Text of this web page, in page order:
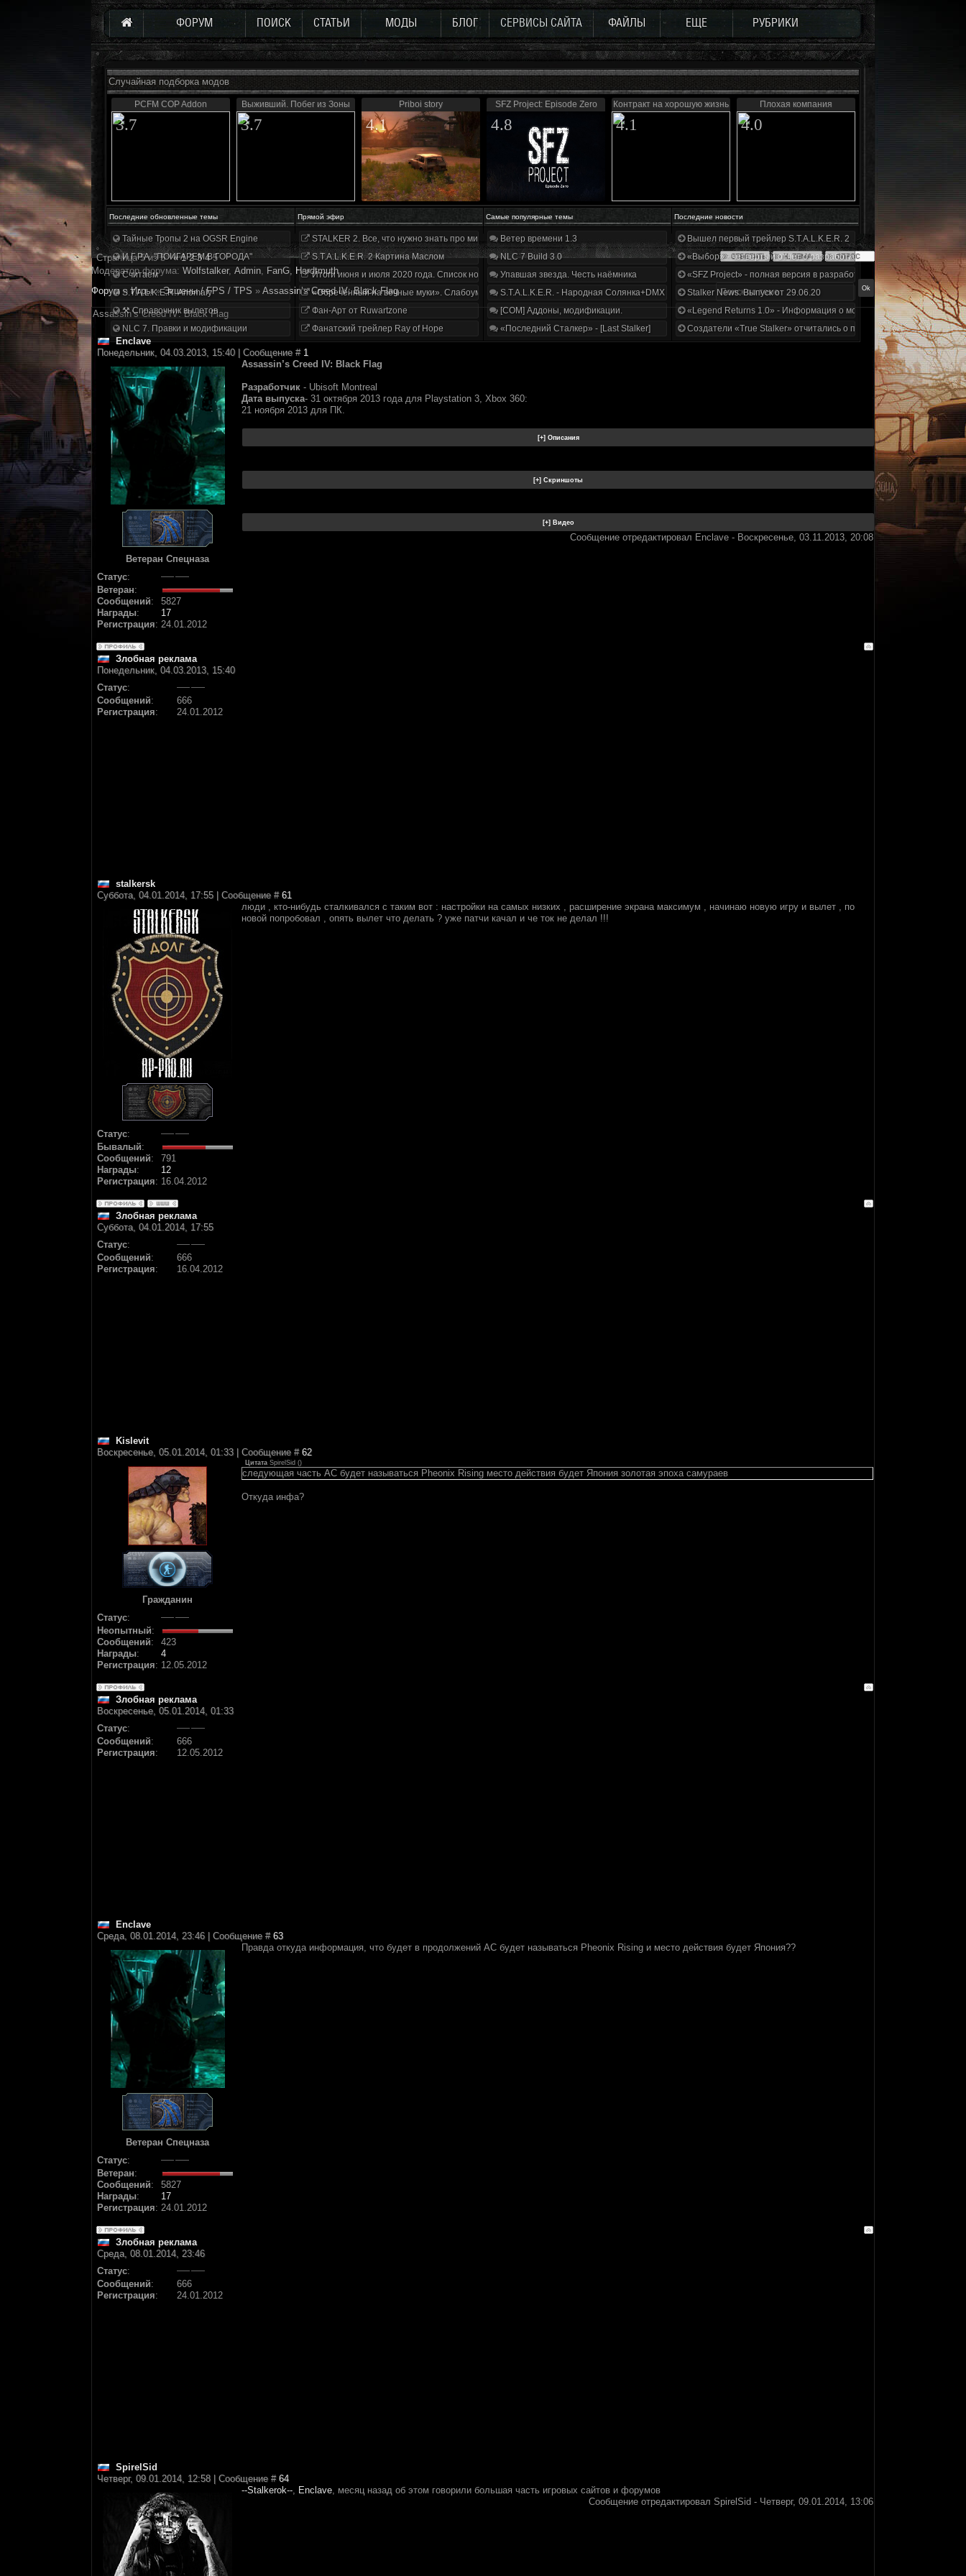
ФОРУМ ПОИСК СТАТЬИ МОДЫ БЛОГ СЕРВИСЫ САЙТА ФАЙЛЫ ЕЩЕ РУБРИКИ
Случайная подборка модов
PCFM COP Addon
3.7
Выживший. Побег из Зоны
3.7
Priboi story
4.1
SFZ Project: Episode Zero
4.8
Контракт на хорошую жизнь
4.1
Плохая компания
4.0
Последние обновленные темы Прямой эфир Самые популярные темы Последние новости
Тайные Тропы 2 на OGSR Engine
И.Г.Р.А. "ПОИГАРЕМ В ГОРОДА"
Считаем
S.T.A.L.K.E.R. Anomaly
⚒ Справочник вылетов
NLC 7. Правки и модификации
STALKER 2. Все, что нужно знать про мир, геймплей и сюжет | Разбор трейлера
S.T.A.L.K.E.R. 2 Картина Маслом
Итоги июня и июля 2020 года. Список нововведений
«Обречённый на вечные муки». Слабоумие и отвага
Фан-Арт от Ruwartzone
Фанатский трейлер Ray of Hope
Ветер времени 1.3
NLC 7 Build 3.0
Упавшая звезда. Честь наёмника
S.T.A.L.K.E.R. - Народная Солянка+DMX 1.3.5.ООП.МА.К.
[COM] Аддоны, модификации.
«Последний Сталкер» - [Last Stalker]
Вышел первый трейлер S.T.A.L.K.E.R. 2
«Выбор» - четвертый отчет о разработке!
«SFZ Project» - полная версия в разработке!
Stalker News. Выпуск от 29.06.20
«Legend Returns 1.0» - Информация о моде за июнь 2020
Создатели «True Stalker» отчитались о проделанной работе
Страница5из5 « 1 2 3 4 5
Модератор форума: Wolfstalker, Аdmin, FanG, Hardtmuth
Форум » Игры » Экшены / FPS / TPS » Assassin’s Creed IV: Black Flag
Assassin’s Creed IV: Black Flag
Enclave
Понедельник, 04.03.2013, 15:40 | Сообщение # 1
Ветеран Спецназа
Статус:
Ветеран:
Сообщений:
5827
Награды:
17
Регистрация: 24.01.2012
Assassin’s Creed IV: Black Flag
Разработчик - Ubisoft Montreal
Дата выпуска- 31 октября 2013 года для Playstation 3, Xbox 360:
21 ноября 2013 для ПК.
Сообщение отредактировал Enclave - Воскресенье, 03.11.2013, 20:08
Злобная реклама
Понедельник, 04.03.2013, 15:40
Статус:
Сообщений:
666
Регистрация: 24.01.2012
stalkersk
Суббота, 04.01.2014, 17:55 | Сообщение # 61
Статус:
Бывалый:
Сообщений:
791
Награды:
12
Регистрация: 16.04.2012
люди , кто-нибудь сталкивался с таким вот : настройки на самых низких , расширение экрана максимум , начинаю новую игру и вылет , по
новой попробовал , опять вылет что делать ? уже патчи качал и че ток не делал !!!
Злобная реклама
Суббота, 04.01.2014, 17:55
Статус:
Сообщений:
666
Регистрация: 16.04.2012
Kislevit
Воскресенье, 05.01.2014, 01:33 | Сообщение # 62
Гражданин
Статус:
Неопытный:
Сообщений:
423
Награды:
4
Регистрация: 12.05.2012
Цитата SpirelSid ()
следующая часть AC будет называться Pheonix Rising место действия будет Япония золотая эпоха самураев
Откуда инфа?
Злобная реклама
Воскресенье, 05.01.2014, 01:33
Статус:
Сообщений:
666
Регистрация: 12.05.2012
Enclave
Среда, 08.01.2014, 23:46 | Сообщение # 63
Ветеран Спецназа
Статус:
Ветеран:
Сообщений:
5827
Награды:
17
Регистрация: 24.01.2012
Правда откуда информация, что будет в продолжений AC будет называться Pheonix Rising и место действия будет Япония??
Злобная реклама
Среда, 08.01.2014, 23:46
Статус:
Сообщений:
666
Регистрация: 24.01.2012
SpirelSid
Четверг, 09.01.2014, 12:58 | Сообщение # 64
--Stalkerok--, Enclave, месяц назад об этом говорили большая часть игровых сайтов и форумов
Сообщение отредактировал SpirelSid - Четверг, 09.01.2014, 13:06